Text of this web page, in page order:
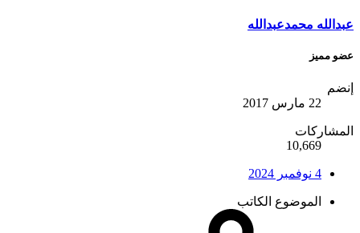
عبدالله محمدعبدالله
عضو مميز
إنضم
22 مارس 2017
المشاركات
10,669
4 نوفمبر 2024
الموضوع الكاتب